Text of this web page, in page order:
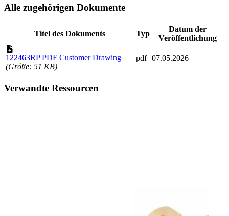
Alle zugehörigen Dokumente
Titel des Dokuments Typ
Datum der
Veröffentlichung
122463RP PDF Customer Drawing
(Größe: 51 KB)
pdf 07.05.2026
Verwandte Ressourcen